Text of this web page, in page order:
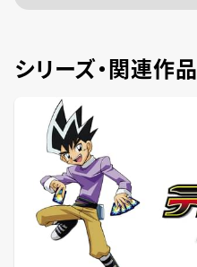
シリーズ・関連作品